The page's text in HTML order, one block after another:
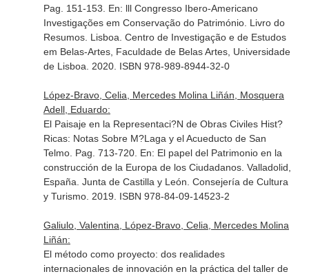
Pag. 151-153. En: lll Congresso Ibero-Americano
Investigações em Conservação do Património. Livro do
Resumos. Lisboa. Centro de Investigação e de Estudos
em Belas-Artes, Faculdade de Belas Artes, Universidade
de Lisboa. 2020. ISBN 978-989-8944-32-0
López-Bravo, Celia, Mercedes Molina Liñán, Mosquera
Adell, Eduardo:
El Paisaje en la Representaci?N de Obras Civiles Hist?
Ricas: Notas Sobre M?Laga y el Acueducto de San
Telmo. Pag. 713-720. En: El papel del Patrimonio en la
construcción de la Europa de los Ciudadanos. Valladolid,
España. Junta de Castilla y León. Consejería de Cultura
y Turismo. 2019. ISBN 978-84-09-14523-2
Galiulo, Valentina, López-Bravo, Celia, Mercedes Molina
Liñán:
El método como proyecto: dos realidades
internacionales de innovación en la práctica del taller de